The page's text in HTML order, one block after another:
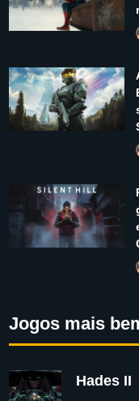
Jogos mais
Hades II